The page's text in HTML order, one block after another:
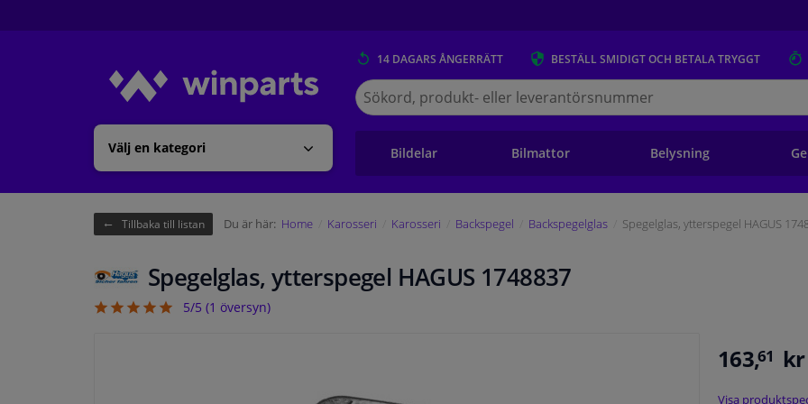
Välj en kategori
14 DAGARS ÅNGERRÄTT BESTÄLL SMIDIGT OCH BETALA TRYGGT
Sök
på
Winparts.se
Bildelar Bilmattor Belysning
Tillbaka till listan Du är här: Home Karosseri Karosseri Backspegel Backspegelglas Spegelglas, ytterspegel HAGUS
Spegelglas, ytterspegel HAGUS 1748837
5/5 (1 översyn)
163,61 kr
Visa